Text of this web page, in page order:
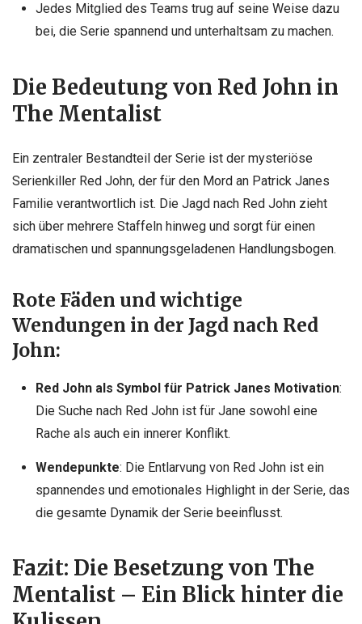
Jedes Mitglied des Teams trug auf seine Weise dazu
bei, die Serie spannend und unterhaltsam zu machen.
Die Bedeutung von Red John in
The Mentalist
Ein zentraler Bestandteil der Serie ist der mysteriöse
Serienkiller Red John, der für den Mord an Patrick Janes
Familie verantwortlich ist. Die Jagd nach Red John zieht
sich über mehrere Staffeln hinweg und sorgt für einen
dramatischen und spannungsgeladenen Handlungsbogen.
Rote Fäden und wichtige
Wendungen in der Jagd nach Red
John:
Red John als Symbol für Patrick Janes Motivation:
Die Suche nach Red John ist für Jane sowohl eine
Rache als auch ein innerer Konflikt.
Wendepunkte: Die Entlarvung von Red John ist ein
spannendes und emotionales Highlight in der Serie, das
die gesamte Dynamik der Serie beeinflusst.
Fazit: Die Besetzung von The
Mentalist – Ein Blick hinter die